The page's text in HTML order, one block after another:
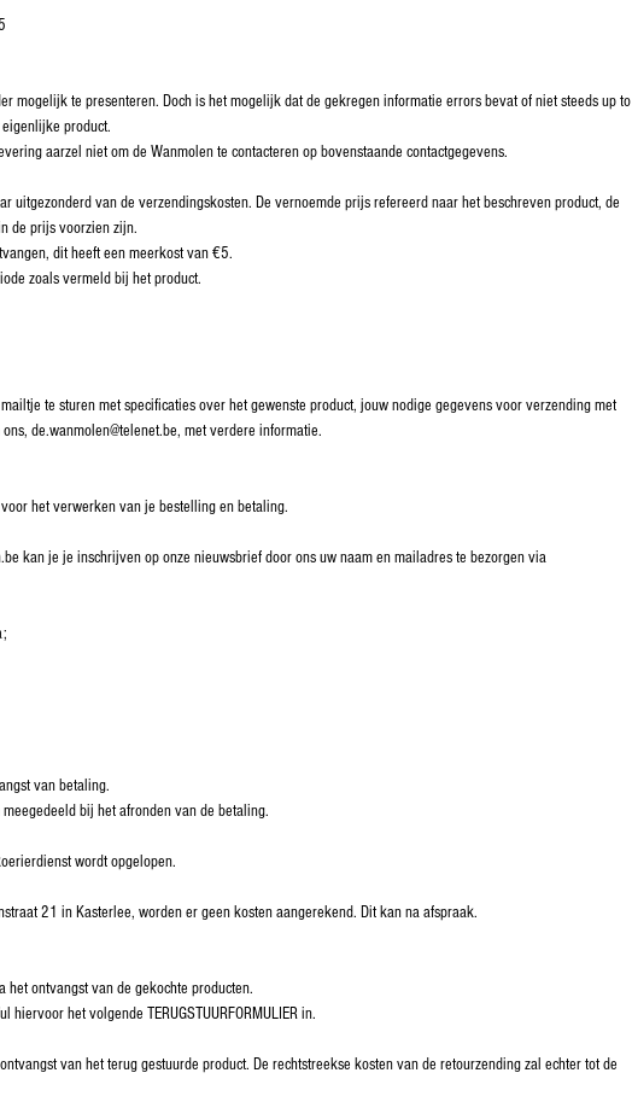
mogelijk te presenteren. Doch is het mogelijk dat de gekregen informatie errors bevat of niet steeds up to
product.
aarzel niet om de Wanmolen te contacteren op bovenstaande contactgegevens.
uitgezonderd van de verzendingskosten. De vernoemde prijs refereerd naar het beschreven product, de
de prijs voorzien zijn.
dit heeft een meerkost van €5.
zoals vermeld bij het product.
te sturen met specificaties over het gewenste product, jouw nodige gegevens voor verzending met
de.wanmolen@telenet.be, met verdere informatie.
het verwerken van je bestelling en betaling.
kan je je inschrijven op onze nieuwsbrief door ons uw naam en mailadres te bezorgen via
van betaling.
bij het afronden van de betaling.
wordt opgelopen.
21 in Kasterlee, worden er geen kosten aangerekend. Dit kan na afspraak.
ontvangst van de gekochte producten.
het volgende TERUGSTUURFORMULIER in.
van het terug gestuurde product. De rechtstreekse kosten van de retourzending zal echter tot de